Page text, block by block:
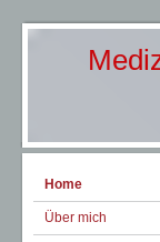
Home
Über mich